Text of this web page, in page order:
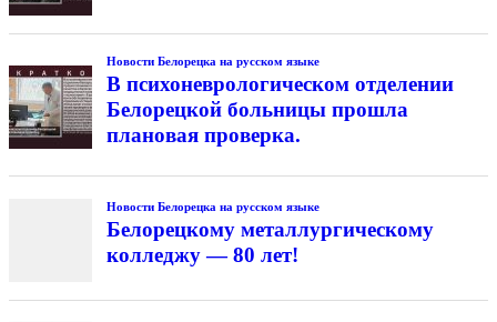
Новости Белорецка на русском языке
В психоневрологическом отделении
Белорецкой больницы прошла
плановая проверка.
Новости Белорецка на русском языке
Белорецкому металлургическому
колледжу — 80 лет!